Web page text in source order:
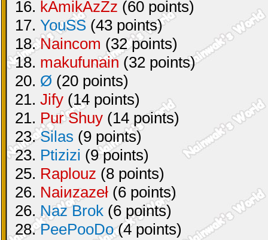
16. kAmikAzZz (60 points)
17. YouSS (43 points)
18.Naincom (32 points)
18. makufunain (32 points)
20. Ø (20 points)
21. Jify (14 points)
21. Pur Shuy (14 points)
23.Silas (9 points)
23. Ptizizi (9 points)
25. Raplouz (8 points)
26. Naiиzazeł (6 points)
26. Naz Brok (6 points)
28.PeePooDo(4 points)